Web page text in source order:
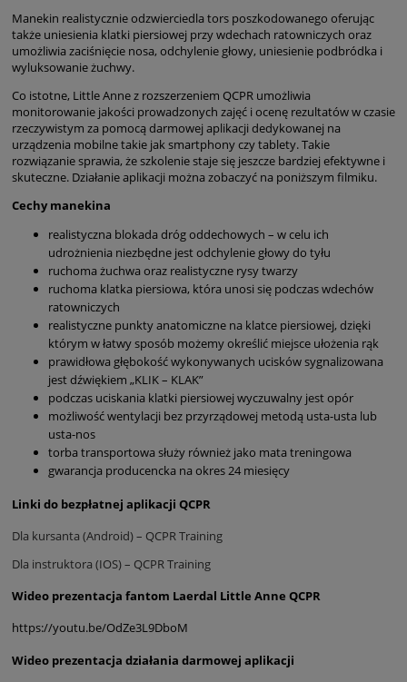
Manekin realistycznie odzwierciedla tors poszkodowanego oferując
także uniesienia klatki piersiowej przy wdechach ratowniczych oraz
umożliwia zaciśnięcie nosa, odchylenie głowy, uniesienie podbródka i
wyluksowanie żuchwy.
Co istotne, Little Anne z rozszerzeniem QCPR umożliwia
monitorowanie jakości prowadzonych zajęć i ocenę rezultatów w czasie
rzeczywistym za pomocą darmowej aplikacji dedykowanej na
urządzenia mobilne takie jak smartphony czy tablety. Takie
rozwiązanie sprawia, że szkolenie staje się jeszcze bardziej efektywne i
skuteczne. Działanie aplikacji można zobaczyć na poniższym filmiku.
Cechy manekina
realistyczna blokada dróg oddechowych – w celu ich
udrożnienia niezbędne jest odchylenie głowy do tyłu
ruchoma żuchwa oraz realistyczne rysy twarzy
ruchoma klatka piersiowa, która unosi się podczas wdechów
ratowniczych
realistyczne punkty anatomiczne na klatce piersiowej, dzięki
którym w łatwy sposób możemy określić miejsce ułożenia rąk
prawidłowa głębokość wykonywanych ucisków sygnalizowana
jest dźwiękiem „KLIK – KLAK”
podczas uciskania klatki piersiowej wyczuwalny jest opór
możliwość wentylacji bez przyrządowej metodą usta-usta lub
usta-nos
torba transportowa służy również jako mata treningowa
gwarancja producencka na okres 24 miesięcy
Linki do bezpłatnej aplikacji QCPR
Dla kursanta (Android) – QCPR Training
Dla instruktora (IOS) – QCPR Training
Wideo prezentacja fantom Laerdal Little Anne QCPR
https://youtu.be/OdZe3L9DboM
Wideo prezentacja działania darmowej aplikacji